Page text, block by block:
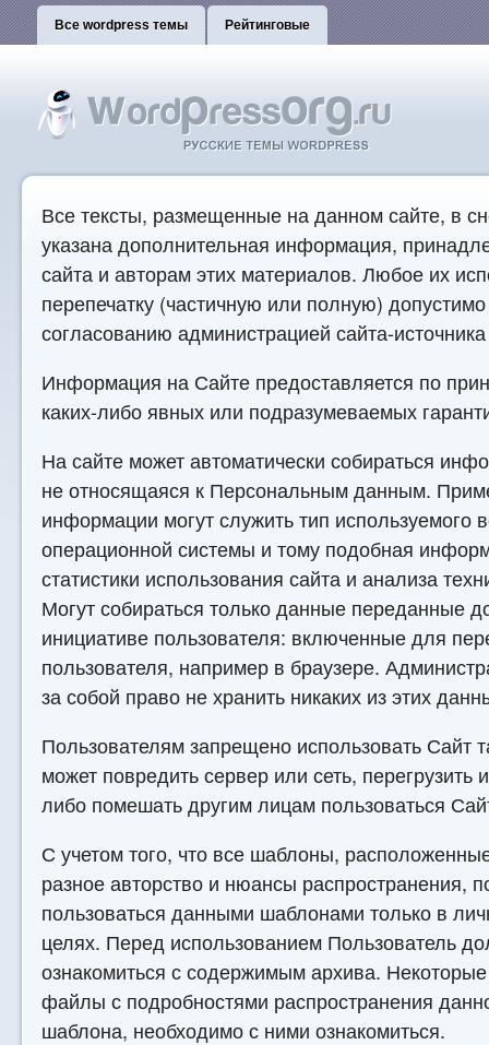
Все wordpress темы Рейтинговые
Все тексты, размещенные на данном сайте, в
указана дополнительная информация,
сайта и авторам этих материалов. Любое их
перепечатку (частичную или полную)
согласованию администрацией сайта-
Информация на Сайте предоставляется по
каких-либо явных или подразумеваемых
На сайте может автоматически собираться
не относящаяся к Персональным данным.
информации могут служить тип используемого
операционной системы и тому подобная
статистики использования сайта и анализа
Могут собираться только данные переданные
инициативе пользователя: включенные для
пользователя, например в браузере.
за собой право не хранить никаких из этих
Пользователям запрещено использовать Сайт
может повредить сервер или сеть, перегрузить
либо помешать другим лицам пользоваться
С учетом того, что все шаблоны,
разное авторство и нюансы распространения,
пользоваться данными шаблонами только в
целях. Перед использованием Пользователь
ознакомиться с содержимым архива.
файлы с подробностями распространения
шаблона, необходимо с ними ознакомиться.